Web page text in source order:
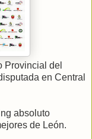
Provincial del
en Central
absoluto
de León.